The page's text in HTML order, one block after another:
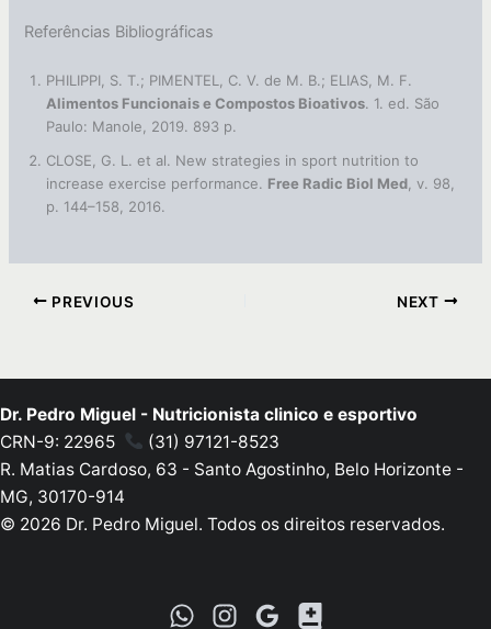
Referências Bibliográficas
PHILIPPI, S. T.; PIMENTEL, C. V. de M. B.; ELIAS, M. F.
Alimentos Funcionais e Compostos Bioativos. 1. ed. São
Paulo: Manole, 2019. 893 p.
CLOSE, G. L. et al. New strategies in sport nutrition to
increase exercise performance. Free Radic Biol Med , v. 98,
p. 144–158, 2016.
PREVIOUS NEXT
Dr. Pedro Miguel - Nutricionista clinico e esportivo
CRN-9: 22965
(31) 97121-8523
R. Matias Cardoso, 63 - Santo Agostinho, Belo Horizonte -
MG, 30170-914
© 2026 Dr. Pedro Miguel. Todos os direitos reservados.